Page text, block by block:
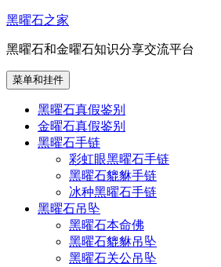
跳
内
容
黑曜石之家
黑曜石和金曜石知识分享交流平台
菜单和挂件
黑曜石真假鉴别
金曜石真假鉴别
黑曜石手链
彩虹眼黑曜石手链
黑曜石貔貅手链
冰种黑曜石手链
黑曜石吊坠
黑曜石本命佛
黑曜石貔貅吊坠
黑曜石关公吊坠